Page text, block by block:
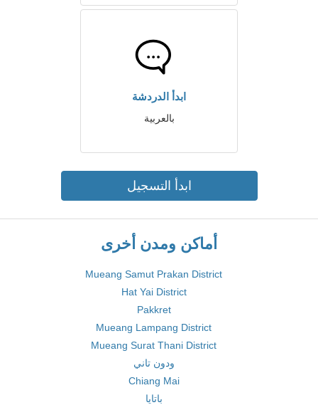
ابدأ الدردشة
بالعربية
ابدأ التسجيل
أماكن ومدن أخرى
Mueang Samut Prakan District
Hat Yai District
Pakkret
Mueang Lampang District
Mueang Surat Thani District
ودون تاني
Chiang Mai
باتايا